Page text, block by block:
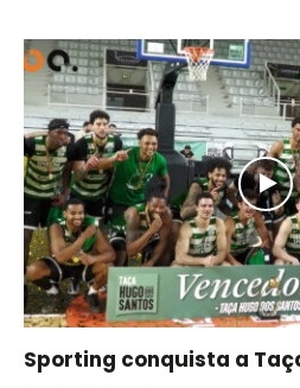
Sporting conquista a